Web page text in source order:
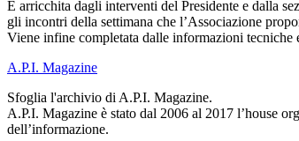
È arricchita dagli interventi del Presidente e dalla
gli incontri della settimana che l’Associazione
Viene infine completata dalle informazioni tecniche
A.P.I. Magazine
Sfoglia l'archivio di A.P.I. Magazine.
A.P.I. Magazine è stato dal 2006 al 2017 l’house
dell’informazione.